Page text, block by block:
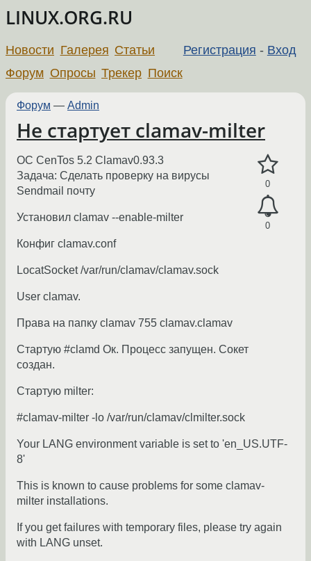
LINUX.ORG.RU
Регистрация - Вход
Новости Галерея Статьи
Форум Опросы Трекер Поиск
Форум — Admin
Не стартует clamav-milter
0
0
ОС CenTos 5.2 Clamav0.93.3
Задача: Сделать проверку на вирусы
Sendmail почту
Установил clamav --enable-milter
Конфиг clamav.conf
LocatSocket /var/run/clamav/clamav.sock
User clamav.
Права на папку clamav 755 clamav.clamav
Стартую #clamd Ок. Процесс запущен. Сокет
создан.
Стартую milter:
#clamav-milter -lo /var/run/clamav/clmilter.sock
Your LANG environment variable is set to 'en_US.UTF-
8'
This is known to cause problems for some clamav-
milter installations.
If you get failures with temporary files, please try again
with LANG unset.